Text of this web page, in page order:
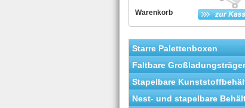
Warenkorb
Starre Palettenboxen
Faltbare Großladungsträger
Stapelbare
Nest- und stapelbare